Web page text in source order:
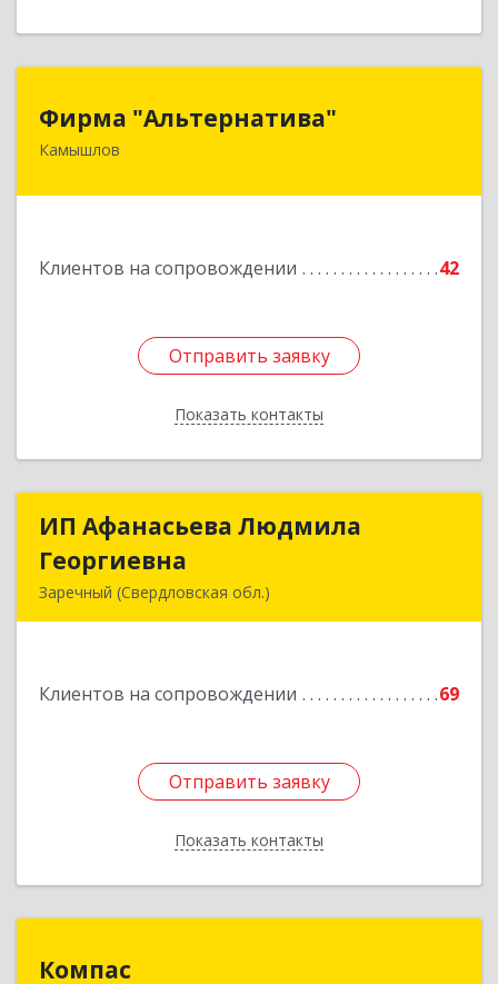
Фирма "Альтернатива"
Камышлов
Клиентов на сопровождении 42
Отправить заявку
Показать контакты
624860, Свердловская обл, Камышлов г, Ленина
Отправить заявку
Назад
ИП Афанасьева Людмила
Георгиевна
Заречный (Свердловская обл.)
Клиентов на сопровождении 69
Отправить заявку
Показать контакты
ИП Афанасьева Людмила
Подробнее
Отправить заявку
Назад
Компас